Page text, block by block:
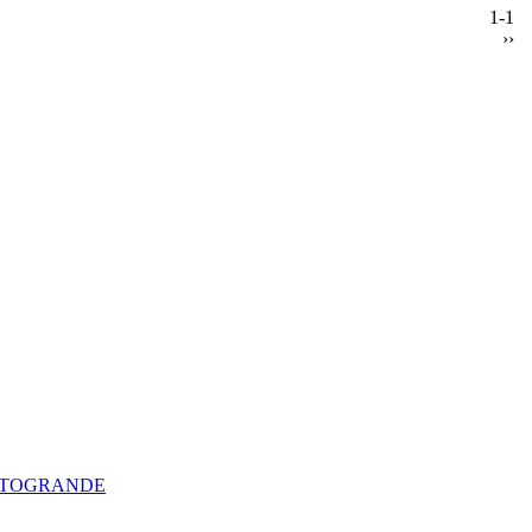
1-1
››